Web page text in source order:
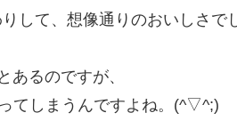
して、想像通りのおいしさで
あるのですが、
てしまうんですよね。(^▽^;)